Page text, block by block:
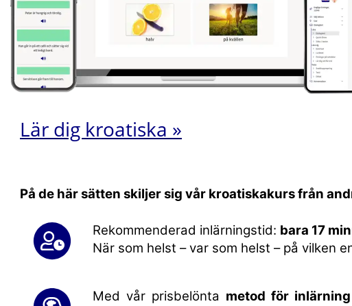
Lär dig kroatiska »
På de här sätten skiljer sig vår kroatiskakurs från
Rekommenderad inlärningstid: bara 17
När som helst – var som helst – på vilken
Med vår prisbelönta metod för